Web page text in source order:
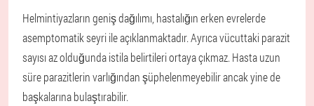
Helmintiyazların geniş dağılımı, hastalığın erken evrelerde
asemptomatik seyri ile açıklanmaktadır. Ayrıca vücuttaki parazit
sayısı az olduğunda istila belirtileri ortaya çıkmaz. Hasta uzun
süre parazitlerin varlığından şüphelenmeyebilir ancak yine de
başkalarına bulaştırabilir.